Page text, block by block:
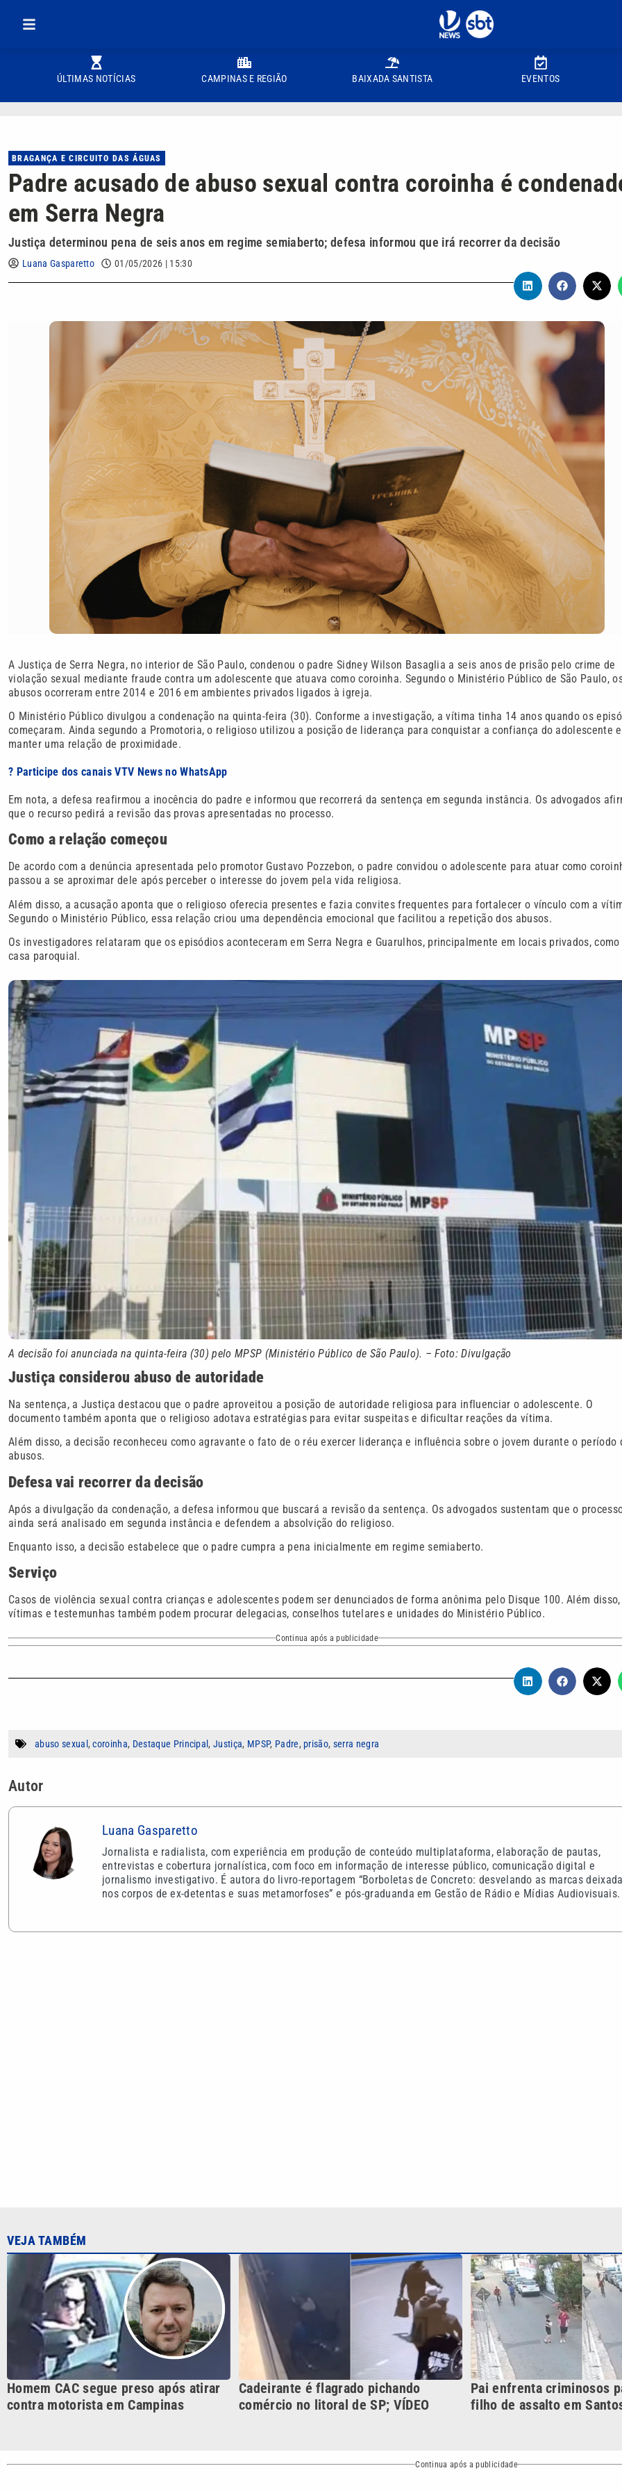
ÚLTIMAS NOTÍCIAS CAMPINAS E REGIÃO BAIXADA SANTISTA EVENTOS
BRAGANÇA E CIRCUITO DAS ÁGUAS
Padre acusado de abuso sexual contra coroinha é
em Serra Negra
Justiça determinou pena de seis anos em regime semiaberto; defesa informou que irá recorrer da decisão
Luana Gasparetto 01/05/2026 | 15:30
A Justiça de Serra Negra, no interior de São Paulo, condenou o padre Sidney Wilson Basaglia a seis anos de prisão pelo crime de
violação sexual mediante fraude contra um adolescente que atuava como coroinha. Segundo o Ministério Público de São Paulo,
abusos ocorreram entre 2014 e 2016 em ambientes privados ligados à igreja.
O Ministério Público divulgou a condenação na quinta-feira (30). Conforme a investigação, a vítima tinha 14 anos quando os
começaram. Ainda segundo a Promotoria, o religioso utilizou a posição de liderança para conquistar a confiança do adolescente e
manter uma relação de proximidade.
? Participe dos canais VTV News no WhatsApp
Em nota, a defesa reafirmou a inocência do padre e informou que recorrerá da sentença em segunda instância. Os advogados
que o recurso pedirá a revisão das provas apresentadas no processo.
Como a relação começou
De acordo com a denúncia apresentada pelo promotor Gustavo Pozzebon, o padre convidou o adolescente para atuar como
passou a se aproximar dele após perceber o interesse do jovem pela vida religiosa.
Além disso, a acusação aponta que o religioso oferecia presentes e fazia convites frequentes para fortalecer o vínculo com a
Segundo o Ministério Público, essa relação criou uma dependência emocional que facilitou a repetição dos abusos.
Os investigadores relataram que os episódios aconteceram em Serra Negra e Guarulhos, principalmente em locais privados, como
casa paroquial.
A decisão foi anunciada na quinta-feira (30) pelo MPSP (Ministério Público de São Paulo). – Foto: Divulgação
Justiça considerou abuso de autoridade
Na sentença, a Justiça destacou que o padre aproveitou a posição de autoridade religiosa para influenciar o adolescente. O
documento também aponta que o religioso adotava estratégias para evitar suspeitas e dificultar reações da vítima.
Além disso, a decisão reconheceu como agravante o fato de o réu exercer liderança e influência sobre o jovem durante o período
abusos.
Defesa vai recorrer da decisão
Após a divulgação da condenação, a defesa informou que buscará a revisão da sentença. Os advogados sustentam que o
ainda será analisado em segunda instância e defendem a absolvição do religioso.
Enquanto isso, a decisão estabelece que o padre cumpra a pena inicialmente em regime semiaberto.
Serviço
Casos de violência sexual contra crianças e adolescentes podem ser denunciados de forma anônima pelo Disque 100. Além disso,
vítimas e testemunhas também podem procurar delegacias, conselhos tutelares e unidades do Ministério Público.
Continua após a publicidade
abuso sexual ,coroinha, Destaque Principal,Justiça, MPSP, Padre, prisão, serra negra
Autor
Luana Gasparetto
Jornalista e radialista, com experiência em produção de conteúdo multiplataforma, elaboração de pautas,
entrevistas e cobertura jornalística, com foco em informação de interesse público, comunicação digital e
jornalismo investigativo. É autora do livro-reportagem “Borboletas de Concreto: desvelando as marcas
nos corpos de ex-detentas e suas metamorfoses” e pós-graduanda em Gestão de Rádio e Mídias Audiovisuais.
contra motorista em Campinas
Continua após a publicidade
VTV é afiliada do SBT na
Região Metropolitana de
CATEGORIAS
Cotidiano Esportes Mundo
Polícia Política Variedades